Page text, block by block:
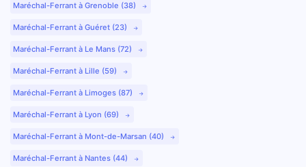
Maréchal-Ferrant à Grenoble (38)
Maréchal-Ferrant à Guéret (23)
Maréchal-Ferrant à Le Mans (72)
Maréchal-Ferrant à Lille (59)
Maréchal-Ferrant à Limoges (87)
Maréchal-Ferrant à Lyon (69)
Maréchal-Ferrant à Mont-de-Marsan (40)
Maréchal-Ferrant à Nantes (44)